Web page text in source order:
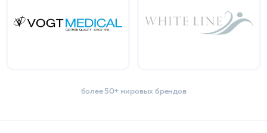
более 50+ мировых брендов